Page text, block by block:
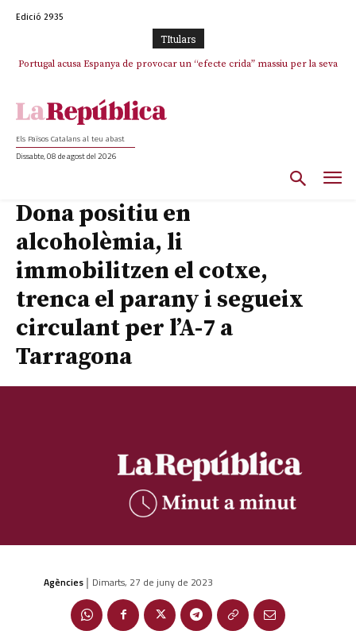
Edició 2935
TItulars
Portugal acusa Espanya de provocar un “efecte crida” massiu per la seva
Els Països Catalans al teu abast
Dissabte, 08 de agost del 2026
Dona positiu en
alcoholèmia, li
immobilitzen el cotxe,
trenca el parany i segueix
circulant per l’A-7 a
Tarragona
Agències | Dimarts, 27 de juny de 2023